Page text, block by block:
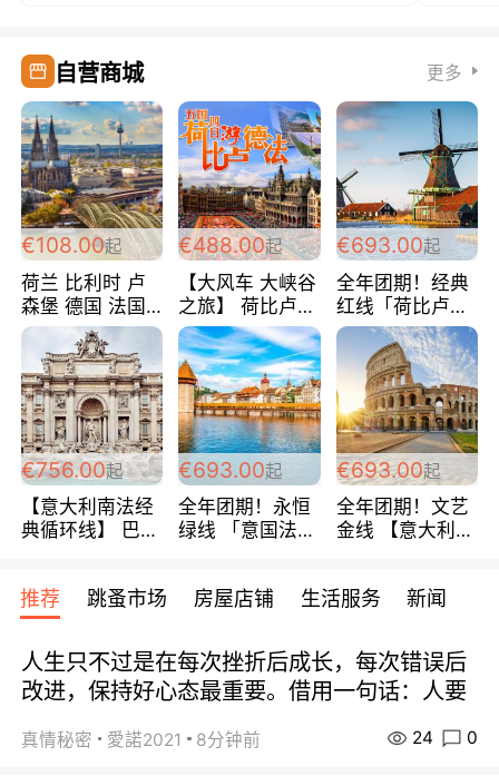
自营商城 更多
€108.00起
荷兰 比利时 卢
森堡 德国 法国
超爽玩遍西欧 循
环线 全程四星宾
馆 108欧/人/天
€488.00起
【大风车 大峡谷
之旅】 荷比卢德
法 巴黎上下 经
典五国四日游
488欧/人
€693.00起
全年团期！经典
红线「荷比卢德
法」七天循环 五
国 仅售99欧/人/
天！巴黎上下！
包拼房~
€756.00起
【意大利南法经
典循环线】 巴黎
宾馆 108欧/天起
全程756欧/位
€693.00起
全年团期！永恒
绿线 「意国法
欧/天起 ~包拼房
€693.00起
全年团期！文艺
金线 【意大利一
每周铁发！
推荐 跳蚤市场 房屋店铺 生活服务 新闻
人生只不过是在每次挫折后成长，每次错误后
改进，保持好心态最重要。借用一句话：人要
真情秘密 愛諾2021 8分钟前 24 0